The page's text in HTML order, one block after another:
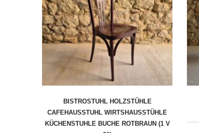
BISTROSTUHL HOLZSTÜHLE
CAFEHAUSSTUHL WIRTSHAUSSTÜHLE
KÜCHENSTUHLE BUCHE ROTBRAUN (1 V